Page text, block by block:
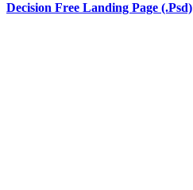
Decision Free Landing Page (.Psd)